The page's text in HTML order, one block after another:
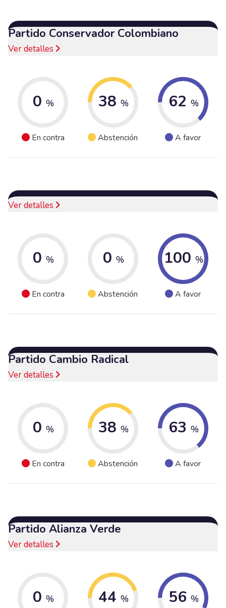
Partido Conservador Colombiano
Ver detalles
0 %
En contra
38 %
Abstención
62 %
A favor
Ver detalles
0 %
En contra
0 %
Abstención
100 %
A favor
Partido Cambio Radical
Ver detalles
0 %
En contra
38 %
Abstención
63 %
A favor
Partido Alianza Verde
Ver detalles
0 % 44 % 56 %